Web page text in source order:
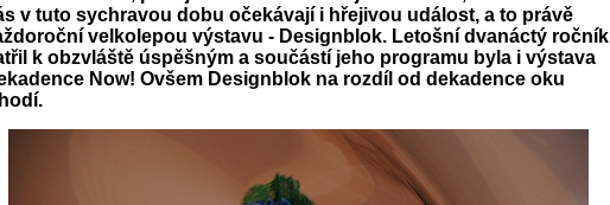
v tuto sychravou dobu očekávají i hřejivou událost, a to právě
velkolepou výstavu - Designblok. Letošní dvanáctý ročník
k obzvláště úspěšným a součástí jeho programu byla i výstava
Now! Ovšem Designblok na rozdíl od dekadence oku